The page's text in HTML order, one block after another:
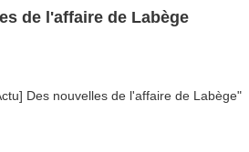
de l'affaire de Labège